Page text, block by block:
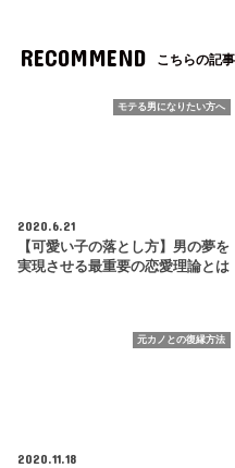
RECOMMEND こちらの記
モテる男になりたい方へ
2020.6.21
【可愛い子の落とし方】男の夢を
実現させる最重要の恋愛理論とは
元カノとの復縁方法
2020.11.18